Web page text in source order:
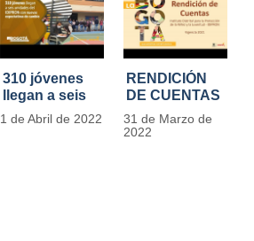
310 jóvenes
llegan a seis
unidades del
IDIPRON con
1 de Abril de 2022
RENDICIÓN
DE CUENTAS
IDIPRON |
Vigencia 2021
31 de Marzo de
2022